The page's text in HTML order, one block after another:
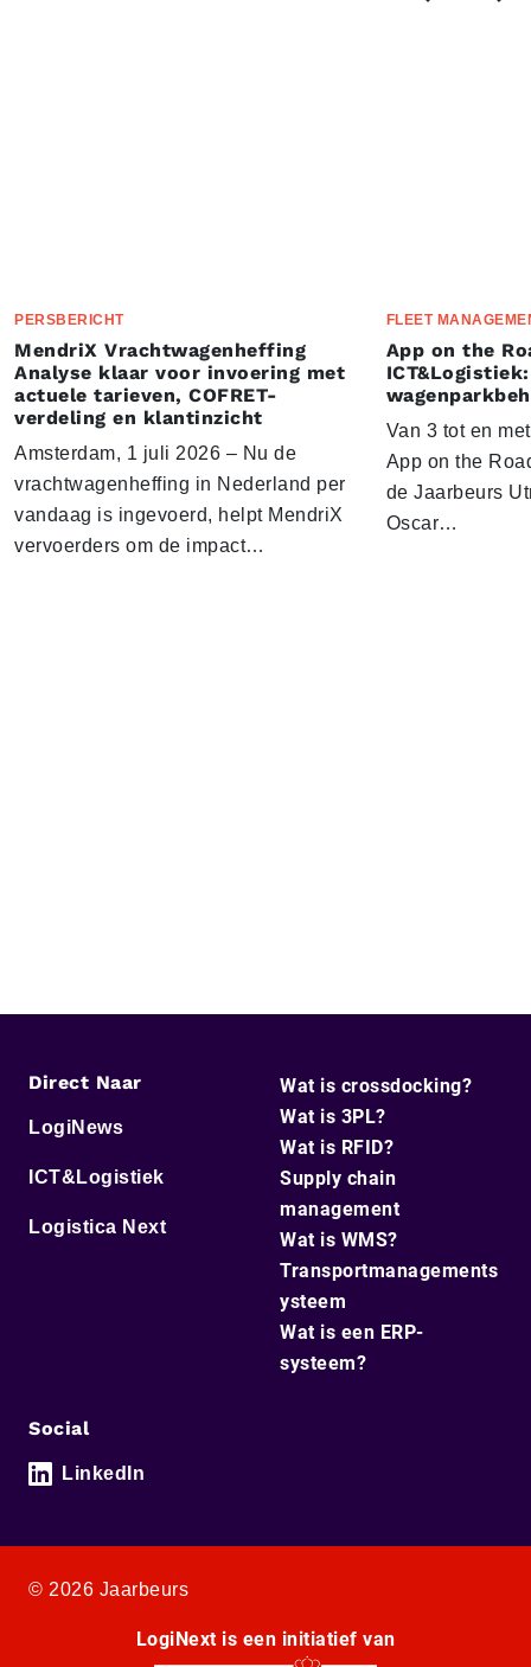
PERSBERICHT
MendriX Vrachtwagenheffing
Analyse klaar voor invoering met
actuele tarieven, COFRET-
verdeling en klantinzicht
Amsterdam, 1 juli 2026 – Nu de
vrachtwagenheffing in Nederland per
vandaag is ingevoerd, helpt MendriX
vervoerders om de impact…
FLEET
App on the
Van 3 tot en
App on the
de Jaarbeurs
Oscar…
Direct Naar
LogiNews
ICT&Logistiek
Logistica Next
Wat is crossdocking?
Wat is 3PL?
Wat is RFID?
Supply chain
management
Wat is WMS?
Transportmanagements
ysteem
Wat is een ERP-
systeem?
Social
LinkedIn
© 2026 Jaarbeurs
LogiNext is een initiatief van